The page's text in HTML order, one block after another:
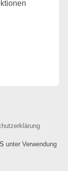
unter Verwendung